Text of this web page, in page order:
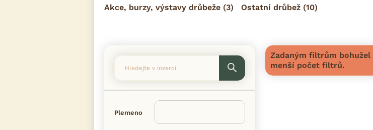
Akce, burzy, výstavy drůbeže (3) Ostatní drůbež (10)
Plemeno
Zadaným filtrům
menší počet filtrů.